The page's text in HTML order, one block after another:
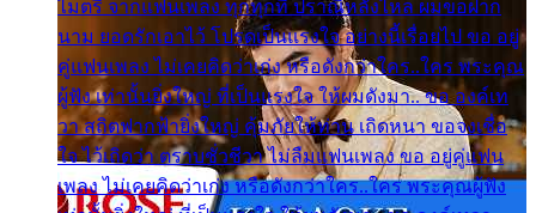
ไมตรี จากแฟนเพลง ทุกทุกที่ ปราณีหลั่งไหล ผมขอฝาก
นาม ยอดรักเอาไว้ โปรดเป็นแรงใจ อย่างนี้เรื่อยไป ขอ อยู่
คู่แฟนเพลง ไม่เคยคิดว่าเก่ง หรือดังกว่าใคร..ใคร พระคุณ
ผู้ฟัง เท่านั้นยิ่งใหญ่ ที่เป็นแรงใจ ให้ผมดังมา.. ขอ องค์เท
วา สถิตฟากฟ้ายิ่งใหญ่ คุ้มภัยให้ท่าน เถิดหนา ขอจงเชื่อ
ใจ ไว้เถิดว่า ตราบชั่วชีวา ไม่ลืมแฟนเพลง ขอ อยู่คู่แฟน
เพลง ไม่เคยคิดว่าเก่ง หรือดังกว่าใคร..ใคร พระคุณผู้ฟัง